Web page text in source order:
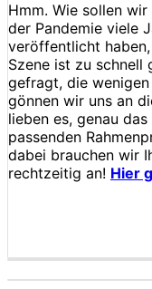
Hmm. Wie sollen
der Pandemie viele
veröffentlicht
Szene ist zu schnell
gefragt, die
gönnen wir uns an
lieben es, genau
passenden
dabei brauchen wir
rechtzeitig an! Hier